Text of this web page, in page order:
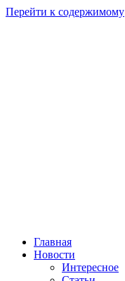
Перейти к содержимому
Главная
Новости
Интересное